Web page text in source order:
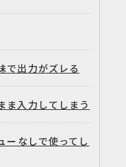
で出力がズレる
ま入力してしまう
なしで使ってし